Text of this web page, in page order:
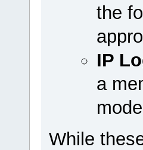
the
IP
a
While